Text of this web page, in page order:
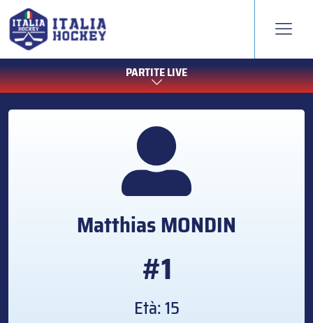
PARTITE LIVE
MatthiasMONDIN
#1
Età: 15